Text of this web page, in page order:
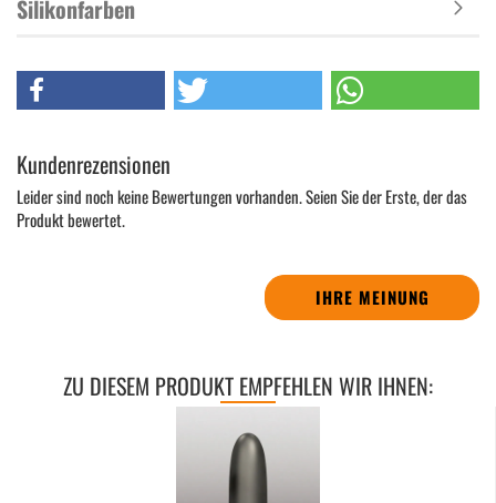
Silikonfarben
Kundenrezensionen
Leider sind noch keine Bewertungen vorhanden. Seien Sie der Erste, der das
Produkt bewertet.
IHRE MEINUNG
ZU DIESEM PRODUKT EMPFEHLEN WIR IHNEN: